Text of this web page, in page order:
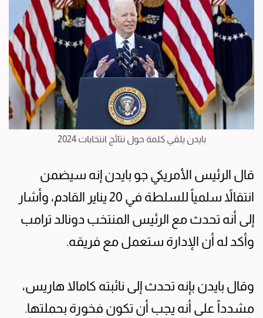
بايدن يلقي كلمة حول نتائج انتخابات 2024
قال الرئيس الأمريكي جو بايدن إنه سيضمن
انتقالاً سلمياً للسلطة في 20 يناير القادم، وأشار
إلى أنه تحدث مع الرئيس المنتخب دونالد ترامب
وأكد له أن الإدارة ستعمل مع فريقه.
وقال بايدن بإنه تحدث إلى نائبته كامالا هاريس،
مشدداً على أنه يجب أن تكون فخورة بحملتها.